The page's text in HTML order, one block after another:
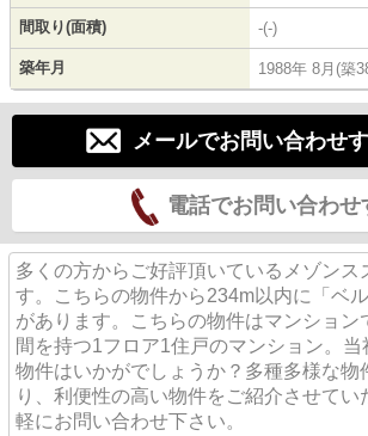
間取り(面積) -(-)
築年月 1988年 8月(築
メールでお問い合わせ
電話でお問い合わせ
多くの方からご好評頂いているメゾンス
す。こちらの物件から234m以内に「ベル
があります。こちらの物件はマンション
間を持つ1フロア1住戸のマンション。
物件はいかがでしょうか？多種多様な物
り、利便性の高い物件をご紹介させてい
軽にお問い合わせ下さい。